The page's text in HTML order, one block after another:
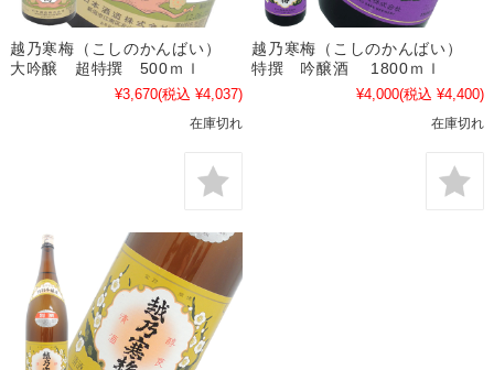
越乃寒梅（こしのかんばい）
大吟醸 超特撰 500ｍｌ
¥3,670(税込 ¥4,037)
在庫切れ
越乃寒梅（こしのかんばい）
特撰 吟醸酒 1800ｍｌ
¥4,000(税込 ¥4,400)
在庫切れ